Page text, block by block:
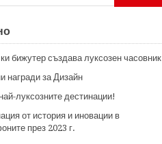
бижутер създава луксозен часовник
награди за Дизайн
луксозните дестинации!
от история и иновации в
през 2023 г.